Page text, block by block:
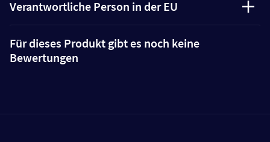
Verantwortliche Person in der EU
Für dieses Produkt gibt es noch keine
Bewertungen